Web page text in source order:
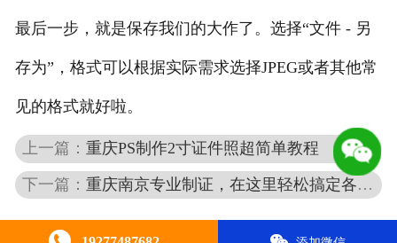
最后一步，就是保存我们的大作了。选择“文件 - 另
存为”，格式可以根据实际需求选择JPEG或者其他常
见的格式就好啦。
上一篇：重庆PS制作2寸证件照超简单教程
下一篇：重庆南京专业制证，在这里轻松搞定各类证件